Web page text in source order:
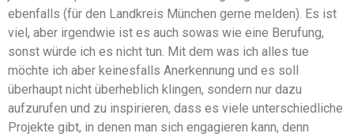
ebenfalls (für den Landkreis München gerne melden). Es ist
viel, aber irgendwie ist es auch sowas wie eine Berufung,
sonst würde ich es nicht tun. Mit dem was ich alles tue
möchte ich aber keinesfalls Anerkennung und es soll
überhaupt nicht überheblich klingen, sondern nur dazu
aufzurufen und zu inspirieren, dass es viele unterschiedliche
Projekte gibt, in denen man sich engagieren kann, denn